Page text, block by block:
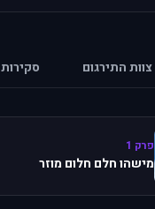
צוות התירגום סקירות
פרק 1
מישהו חלם חלום מוזר